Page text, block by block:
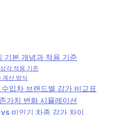
기본 개념과 적용 기준
각 적용 기준
계산 방식
입차 브랜드별 감가 비교표
가치 변화 시뮬레이션
비인기 차종 감가 차이